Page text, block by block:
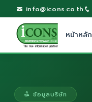
info@icons.co.th
หน้าหลัก
ข้อมูลบริษัท